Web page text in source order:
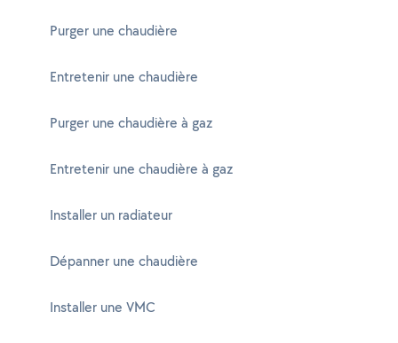
Purger une chaudière
Entretenir une chaudière
Purger une chaudière à gaz
Entretenir une chaudière à gaz
Installer un radiateur
Dépanner une chaudière
Installer une VMC